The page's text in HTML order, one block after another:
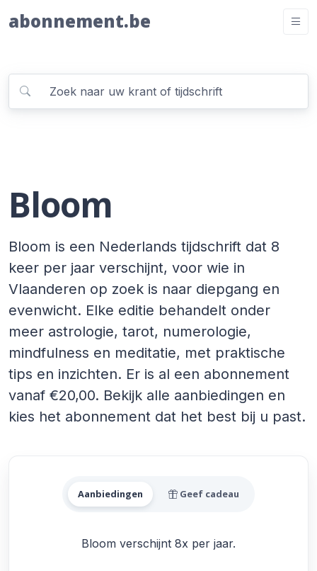
abonnement.be
Bloom
Bloom is een Nederlands tijdschrift dat 8
keer per jaar verschijnt, voor wie in
Vlaanderen op zoek is naar diepgang en
evenwicht. Elke editie behandelt onder
meer astrologie, tarot, numerologie,
mindfulness en meditatie, met praktische
tips en inzichten. Er is al een abonnement
vanaf €20,00. Bekijk alle aanbiedingen en
kies het abonnement dat het best bij u past.
Alle Bloom Aanbiedingen
Aanbiedingen Geef cadeau
Bloom verschijnt 8x per jaar.